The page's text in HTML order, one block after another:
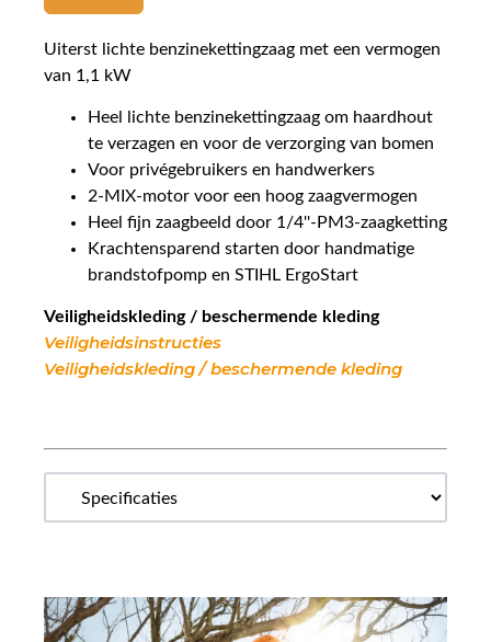
Uiterst lichte benzinekettingzaag met een vermogen
van 1,1 kW
Heel lichte benzinekettingzaag om haardhout
te verzagen en voor de verzorging van bomen
Voor privégebruikers en handwerkers
2-MIX-motor voor een hoog zaagvermogen
Heel fijn zaagbeeld door 1/4''-PM3-zaagketting
Krachtensparend starten door handmatige
brandstofpomp en STIHL ErgoStart
Veiligheidskleding / beschermende kleding
Veiligheidsinstructies
Veiligheidskleding / beschermende kleding